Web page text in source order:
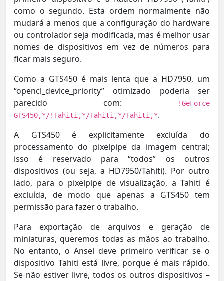
como o segundo. Esta ordem normalmente não
mudará a menos que a configuração do hardware
ou controlador seja modificada, mas é melhor usar
nomes de dispositivos em vez de números para
ficar mais seguro.
Como a GTS450 é mais lenta que a HD7950, um
“opencl_device_priority” otimizado poderia ser
parecido com:
!GeForce
GTS450,*/!Tahiti,*/Tahiti,*/Tahiti,*.
A GTS450 é explicitamente excluída do
processamento do pixelpipe da imagem central;
isso é reservado para “todos” os outros
dispositivos (ou seja, a HD7950/Tahiti). Por outro
lado, para o pixelpipe de visualização, a Tahiti é
excluída, de modo que apenas a GTS450 tem
permissão para fazer o trabalho.
Para exportação de arquivos e geração de
miniaturas, queremos todas as mãos ao trabalho.
No entanto, o Ansel deve primeiro verificar se o
dispositivo Tahiti está livre, porque é mais rápido.
Se não estiver livre, todos os outros dispositivos –